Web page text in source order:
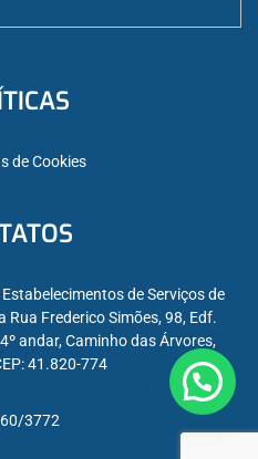
de Cookies
de Serviços de
Rua Frederico Simões, 98, Edf.
andar, Caminho das Árvores,
41.820-774
3772